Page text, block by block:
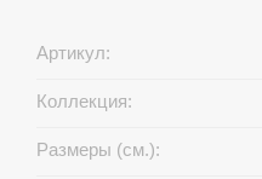
Артикул:
Коллекция:
Размеры (см.):